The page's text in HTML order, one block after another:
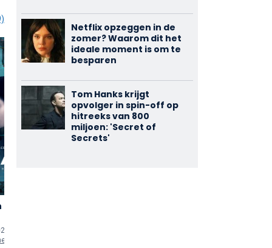
(TV-serie)
Barrier Head Technician
Netflix opzeggen in de
zomer? Waarom dit het
ideale moment is om te
besparen
Tom Hanks krijgt
opvolger in spin-off op
hitreeks van 800
miljoen: 'Secret of
Secrets'